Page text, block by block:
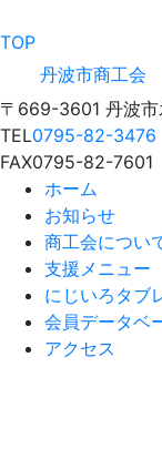
TOP
丹波市商工会
〒669-3601 丹波
TEL0795-82-3476
FAX0795-82-7601
ホーム
お知らせ
商工会につい
支援メニュー
にじいろタブ
会員データベ
アクセス